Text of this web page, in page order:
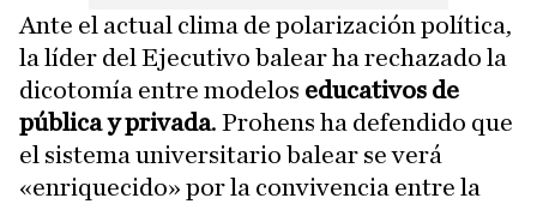
Ante el actual clima de polarización política,
la líder del Ejecutivo balear ha rechazado la
dicotomía entre modelos educativos de
pública y privada. Prohens ha defendido que
el sistema universitario balear se verá
«enriquecido» por la convivencia entre la